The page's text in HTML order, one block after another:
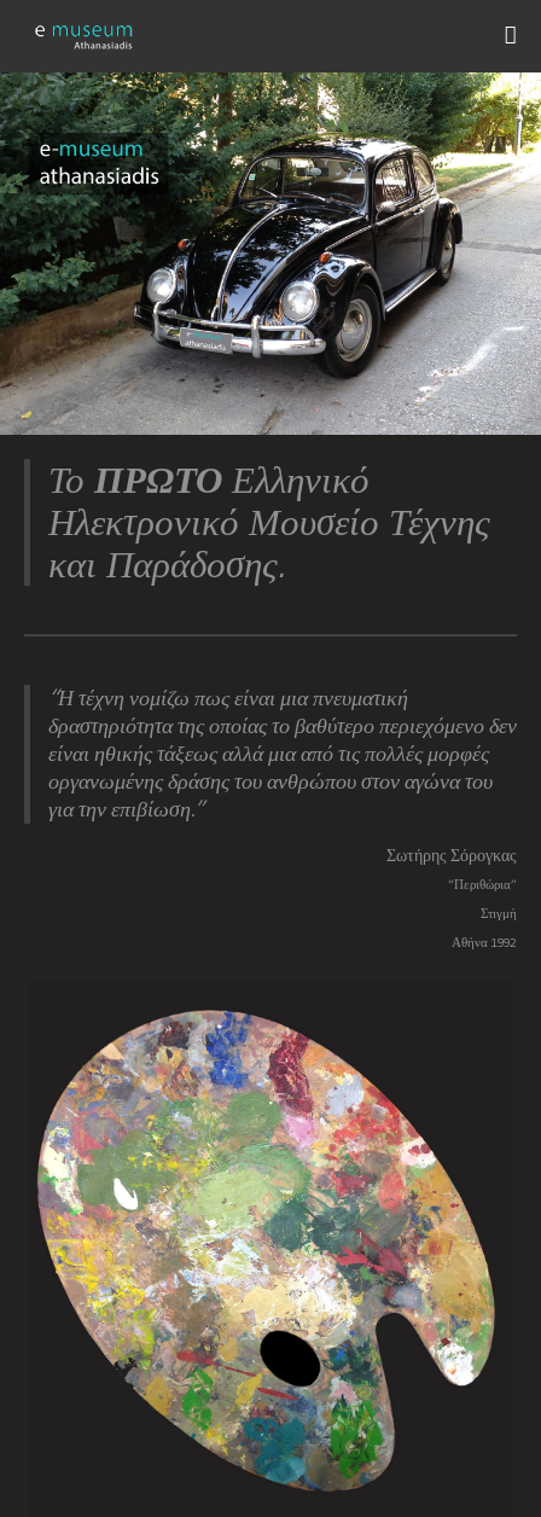
Το ΠΡΩΤΟΕλληνικό
Ηλεκτρονικό Μουσείο Τέχνης
και Παράδοσης.
“Η τέχνη νομίζω πως είναι μια πνευματική
δραστηριότητα της οποίας το βαθύτερο περιεχόμενο δεν
είναι ηθικής τάξεως αλλά μια από τις πολλές μορφές
οργανωμένης δράσης του ανθρώπου στον αγώνα του
για την επιβίωση.”
Σωτήρης Σόρογκας
“Περιθώρια”
Στιγμή
Αθήνα 1992